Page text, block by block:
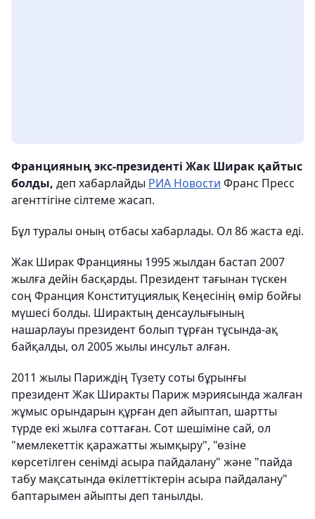
Францияның экс-президенті Жак Ширак қайтыс
болды, деп хабарлайды РИА Новости Франс Пресс
агенттігіне сілтеме жасап.
Бұл туралы оның отбасы хабарлады. Ол 86 жаста еді.
Жак Ширак Францияны 1995 жылдан бастап 2007
жылға дейін басқарды. Президент тағынан түскен
соң Франция Конституциялық Кеңесінің өмір бойғы
мүшесі болды. Ширактың денсаулығының
нашарлауы президент болып тұрған тұсында-ақ
байқалды, ол 2005 жылы инсульт алған.
2011 жылы Париждің Түзету соты бұрынғы
президент Жак Ширакты Париж мэриясында жалған
жұмыс орындарын құрған деп айыптап, шартты
түрде екі жылға соттаған. Сот шешіміне сай, ол
"мемлекеттік қаражатты жымқыру", "өзіне
көрсетілген сенімді асыра пайдалану" және "пайда
табу мақсатында өкілеттіктерін асыра пайдалану"
баптарымен айыпты деп танылды.